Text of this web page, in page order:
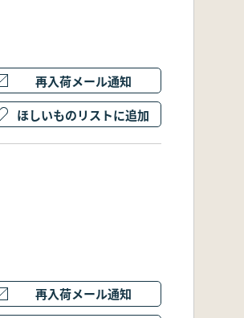
再入荷メール通知
ほしいものリストに追加
再入荷メール通知